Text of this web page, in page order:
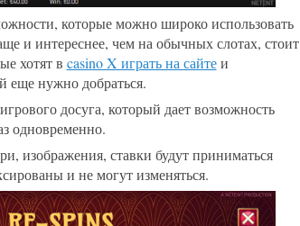
которые можно широко использовать
и интереснее, чем на обычных слотах, стоит
хотят в casino X играть на сайтеи
еще нужно добраться.
досуга, который дает возможность
одновременно.
изображения, ставки будут приниматься
и не могут изменяться.